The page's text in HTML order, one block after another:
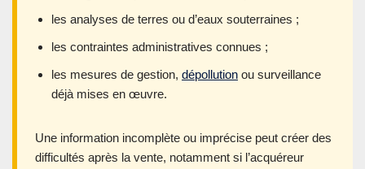
les analyses de terres ou d’eaux souterraines ;
les contraintes administratives connues ;
les mesures de gestion, dépollution ou surveillance
déjà mises en œuvre.
Une information incomplète ou imprécise peut créer des
difficultés après la vente, notamment si l’acquéreur